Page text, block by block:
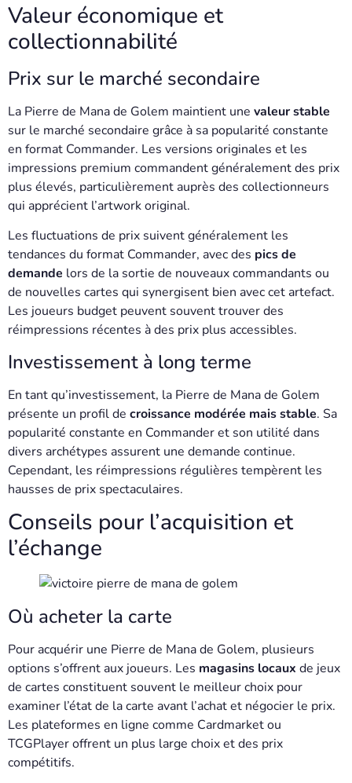
Valeur économique et
collectionnabilité
Prix sur le marché secondaire
La Pierre de Mana de Golem maintient une valeur stable
sur le marché secondaire grâce à sa popularité constante
en format Commander. Les versions originales et les
impressions premium commandent généralement des prix
plus élevés, particulièrement auprès des collectionneurs
qui apprécient l’artwork original.
Les fluctuations de prix suivent généralement les
tendances du format Commander, avec des pics de
demande lors de la sortie de nouveaux commandants ou
de nouvelles cartes qui synergisent bien avec cet artefact.
Les joueurs budget peuvent souvent trouver des
réimpressions récentes à des prix plus accessibles.
Investissement à long terme
En tant qu’investissement, la Pierre de Mana de Golem
présente un profil de croissance modérée mais stable. Sa
popularité constante en Commander et son utilité dans
divers archétypes assurent une demande continue.
Cependant, les réimpressions régulières tempèrent les
hausses de prix spectaculaires.
Conseils pour l’acquisition et
l’échange
Où acheter la carte
Pour acquérir une Pierre de Mana de Golem, plusieurs
options s’offrent aux joueurs. Les magasins locaux de jeux
de cartes constituent souvent le meilleur choix pour
examiner l’état de la carte avant l’achat et négocier le prix.
Les plateformes en ligne comme Cardmarket ou
TCGPlayer offrent un plus large choix et des prix
compétitifs.